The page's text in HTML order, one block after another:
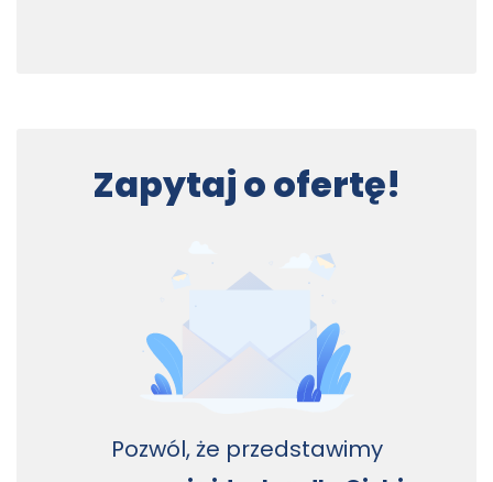
Zapytaj o ofertę!
Pozwól, że przedstawimy